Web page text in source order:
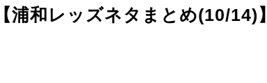
浦和レッズネタまとめ(10/14)】